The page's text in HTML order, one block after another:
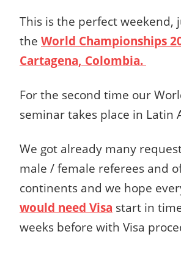
This is the perfect weekend,
the World Championships
Cartagena, Colombia.
For the second time our
seminar takes place in Latin
We got already many
male / female referees and
continents and we hope
would need Visa start in
weeks before with Visa